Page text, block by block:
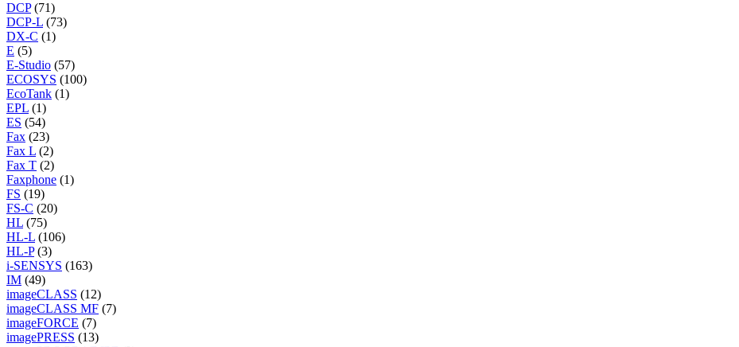
DCP(71)
DCP-L (73)
DX-C (1)
E (5)
E-Studio (57)
ECOSYS (100)
EcoTank (1)
EPL (1)
ES (54)
Fax (23)
Fax L (2)
Fax T (2)
Faxphone (1)
FS (19)
FS-C (20)
HL (75)
HL-L (106)
HL-P(3)
i-SENSYS (163)
IM (49)
imageCLASS (12)
imageCLASS MF (7)
imageFORCE (7)
imagePRESS (13)